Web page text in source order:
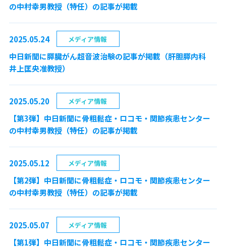
の中村幸男教授（特任）の記事が掲載
2025.05.24 メディア情報
中日新聞に膵臓がん超音波治験の記事が掲載（肝胆膵内科
井上匡央准教授）
2025.05.20 メディア情報
【第3弾】中日新聞に骨粗鬆症・ロコモ・関節疾患センター
の中村幸男教授（特任）の記事が掲載
2025.05.12 メディア情報
【第2弾】中日新聞に骨粗鬆症・ロコモ・関節疾患センター
の中村幸男教授（特任）の記事が掲載
2025.05.07 メディア情報
【第1弾】中日新聞に骨粗鬆症・ロコモ・関節疾患センター